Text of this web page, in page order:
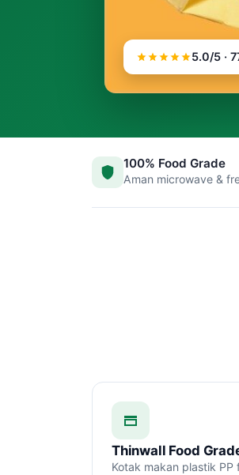
5.0/5 ·
100% Food Grade
Aman microwave &
Thinwall Food
Kotak makan plastik PP